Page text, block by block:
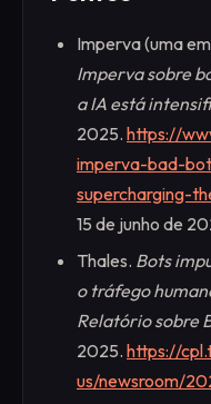
Imperva (uma
Imperva sobre
a IA está
2025. https://
imperva-bad-
supercharging-
15 de junho de
Thales. Bots
o tráfego
Relatório sobre
2025. https://
us/newsroom/